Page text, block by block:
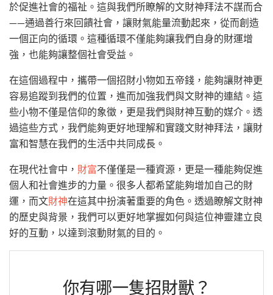
於促進社會的福祉。這與我們所瞭解的文財神拜法不謀而合
——通過善行來回饋社會，讓財氣能量流動起來，從而創造
一個正向的循環。這種循環不僅能夠讓我們自身的財運增
強，也能夠讓整個社會受益。
在這個過程中，攜帶一個招財小物如五帝錢，能夠讓財神更
容易追蹤到我們的位置，進而加強我們與文財神的連結。這
些小物不僅是信仰的象徵，更是我們與財神互動的媒介。透
過這些方式，我們能夠更好地理解和實踐文財神拜法，讓財
富和智慧在我們的生活中共同成長。
在現代社會中， 財富不僅僅是一種資源，更是一種能夠促進
個人和社會進步的力量。很多人都希望能夠增加自己的財
運，而文財神在這其中扮演著重要的角色。透過瞭解文財神
的歷史與背景，我們可以更好地掌握如何與這位神靈建立良
好的互動，以達到滾動財氣的目的。
你有哪一隻招財獸？